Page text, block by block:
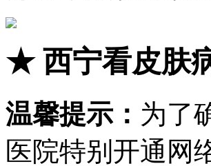
★西宁看皮肤
温馨提示： 为了
医院特别开通网